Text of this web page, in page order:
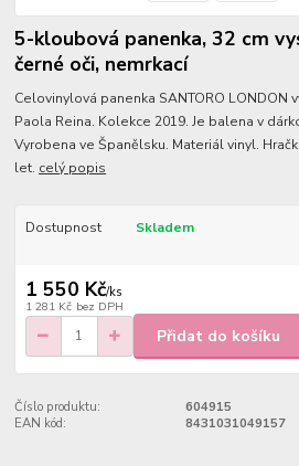
5-kloubová panenka, 32 cm
černé oči, nemrkací
Celovinylová panenka SANTORO LONDON
Paola Reina. Kolekce 2019. Je balena v
Vyrobena ve Španělsku. Materiál vinyl.
let. celý popis
Dostupnost Skladem
1 550 Kč/ks
1 281 Kč bez DPH
Přidat do košíku
Číslo produktu:
604915
EAN kód:
8431031049157